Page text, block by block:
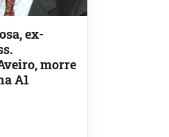
ex-
morre
A1